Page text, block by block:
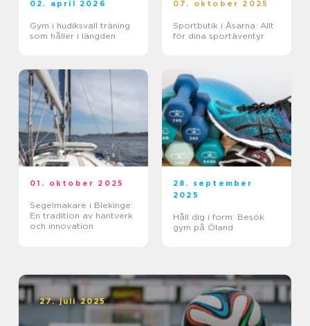
02. april 2026
Gym i hudiksvall träning
som håller i längden
07. oktober 2025
Sportbutik i Åsarna: Allt
för dina sportäventyr
01. oktober 2025
Segelmakare i Blekinge:
En tradition av hantverk
och innovation
28. september
2025
Håll dig i form: Besök
gym på Öland
27. juli 2025